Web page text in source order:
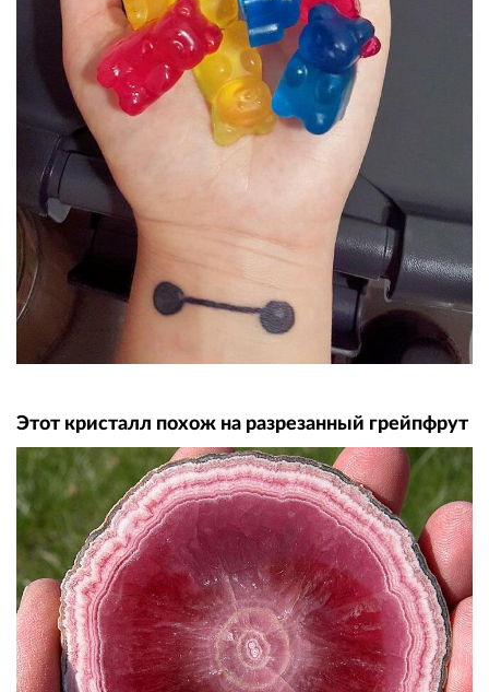
Этот кристалл похож на разрезанный грейпфрут